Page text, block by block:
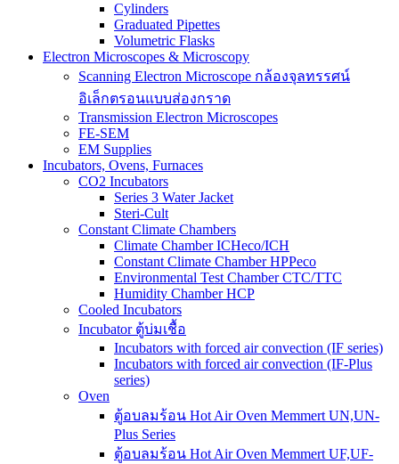
Cylinders
Graduated Pipettes
Volumetric Flasks
Electron Microscopes & Microscopy
Scanning Electron Microscope กล้องจุลทรรศน์
อิเล็กตรอนแบบส่องกราด
Transmission Electron Microscopes
FE-SEM
EM Supplies
Incubators, Ovens, Furnaces
CO2 Incubators
Series 3 Water Jacket
Steri-Cult
Constant Climate Chambers
Climate Chamber ICHeco/ICH
Constant Climate Chamber HPPeco
Environmental Test Chamber CTC/TTC
Humidity Chamber HCP
Cooled Incubators
Incubator ตู้บ่มเชื้อ
Incubators with forced air convection (IF series)
Incubators with forced air convection (IF-Plus
series)
Oven
ตู้อบลมร้อน Hot Air Oven Memmert UN,UN-
Plus Series
ตู้อบลมร้อน Hot Air Oven Memmert UF,UF-